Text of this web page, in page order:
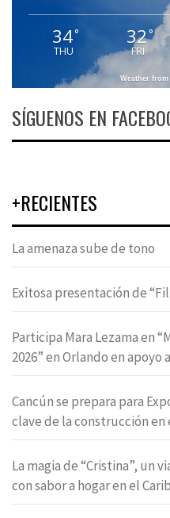
34°
THU
32°
FRI
Weather from
SÍGUENOS EN
+RECIENTES
La amenaza sube de tono
Exitosa presentación de
Participa Mara Lezama en
2026” en Orlando en
Cancún se prepara para
clave de la construcción en
La magia de “Cristina”, un
con sabor a hogar en el